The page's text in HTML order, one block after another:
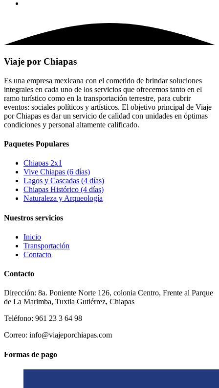
Viaje por Chiapas
Es una empresa mexicana con el cometido de brindar soluciones
integrales en cada uno de los servicios que ofrecemos tanto en el
ramo turístico como en la transportación terrestre, para cubrir
eventos: sociales políticos y artísticos. El objetivo principal de Viaje
por Chiapas es dar un servicio de calidad con unidades en óptimas
condiciones y personal altamente calificado.
Paquetes Populares
Chiapas 2x1
Vive Chiapas (6 días)
Lagos y Cascadas (4 días)
Chiapas Histórico (4 días)
Naturaleza y Arqueología
Nuestros servicios
Inicio
Transportación
Contacto
Contacto
Dirección: 8a. Poniente Norte 126, colonia Centro, Frente al Parque
de La Marimba, Tuxtla Gutiérrez, Chiapas
Teléfono: 961 23 3 64 98
Correo: info@viajeporchiapas.com
Formas de pago